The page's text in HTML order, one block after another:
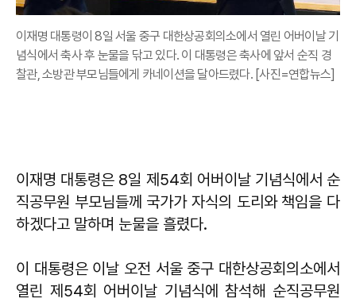
이재명 대통령이 8일 서울 중구 대한상공회의소에서 열린 어버이날 기
념식에서 축사 후 눈물을 닦고 있다. 이 대통령은 축사에 앞서 순직 경
찰관, 소방관 부모님들에게 카네이션을 달아드렸다. [사진=연합뉴스]
이재명 대통령은 8일 제54회 어버이날 기념식에서 순
직공무원 부모님들께 국가가 자식의 도리와 책임을 다
하겠다고 말하며 눈물을 흘렸다.
이 대통령은 이날 오전 서울 중구 대한상공회의소에서
열린 제54회 어버이날 기념식에 참석해 순직공무원